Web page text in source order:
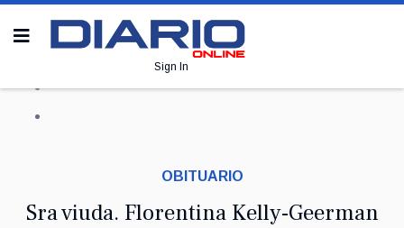
Sign In
OBITUARIO
Sra viuda. Florentina Kelly-Geerman